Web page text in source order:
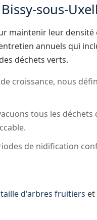
sous-
maintenir leur
annuels qui
déchets verts.
croissance, nous
tous les déchets
de nidification
taille d'arbres fruitiers et